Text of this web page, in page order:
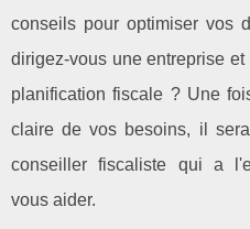
conseils pour optimiser vos
dirigez-vous une entreprise
planification fiscale ? Une
claire de vos besoins, il
conseiller fiscaliste qui a
vous aider.